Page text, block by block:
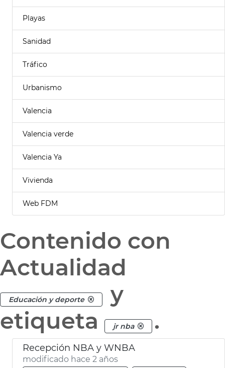
Playas
Sanidad
Tráfico
Urbanismo
Valencia
Valencia verde
Valencia Ya
Vivienda
Web FDM
Contenido con
Actualidad
Educación y deporte
y
etiqueta
jr nba .
Recepción NBA y WNBA
modificado hace 2 años